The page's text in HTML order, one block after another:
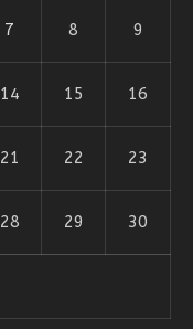
7 8 9
14 15 16
21 22 23
28 29 30